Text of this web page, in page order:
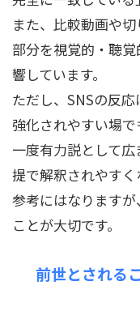
また、比較動画や
部分を視覚的・聴
響しています。
ただし、SNSの反
強化されやすい場で
一度有力説として
提で解釈されやすく
参考にはなります
ことが大切です。
前世とされる